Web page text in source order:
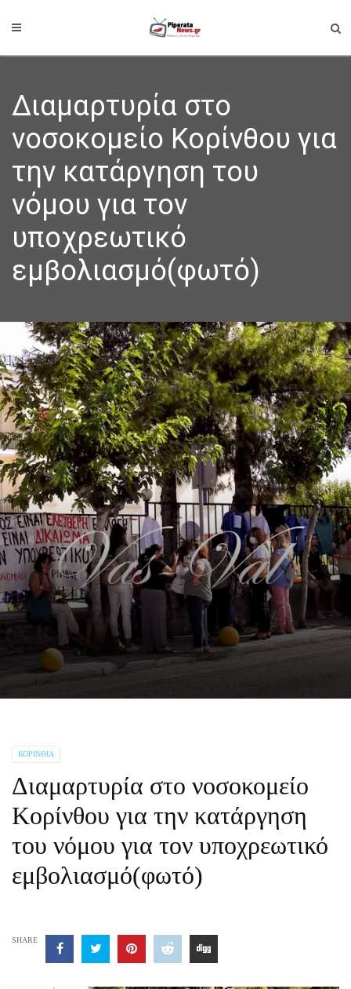
Διαμαρτυρία στο
νοσοκομείο Κορίνθου για
την κατάργηση του
νόμου για τον
υποχρεωτικό
εμβολιασμό(φωτό)
ΚΟΡΙΝΘΊΑ
Διαμαρτυρία στο νοσοκομείο
Κορίνθου για την κατάργηση
του νόμου για τον υποχρεωτικό
εμβολιασμό(φωτό)
SHARE